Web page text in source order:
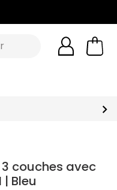
couches avec
Bleu